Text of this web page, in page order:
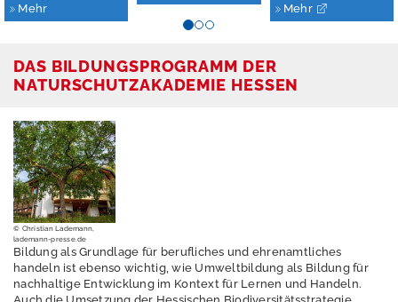
h
s
e
d
e
D
o
w
n
o
a
Mehr Mehr
DAS BILDUNGSPROGRAMM DER
NATURSCHUTZAKADEMIE HESSEN
© Christian Lademann,
lademann-presse.de
Bildung als Grundlage für berufliches und ehrenamtliches
handeln ist ebenso wichtig, wie Umweltbildung als Bildung für
nachhaltige Entwicklung im Kontext für Lernen und Handeln.